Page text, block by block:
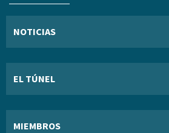
NOTICIAS
EL TÚNEL
MIEMBROS